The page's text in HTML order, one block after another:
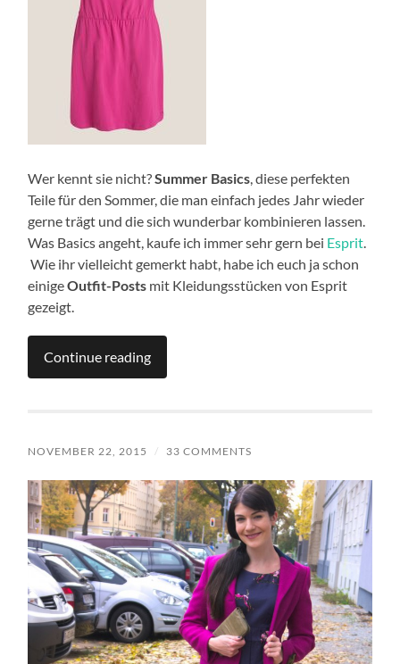
Wer kennt sie nicht?Summer Basics, diese perfekten
Teile für den Sommer, die man einfach jedes Jahr wieder
gerne trägt und die sich wunderbar kombinieren lassen.
Was Basics angeht, kaufe ich immer sehr gern bei Esprit.
Wie ihr vielleicht gemerkt habt, habe ich euch ja schon
einigeOutfit-Posts mit Kleidungsstücken von Esprit
gezeigt.
Continue reading
NOVEMBER 22, 2015 / 33 COMMENTS